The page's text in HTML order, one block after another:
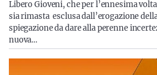
Libero Gioveni, che per l’ennesima
sia rimasta esclusa dall’erogazione
spiegazione da dare alla perenne
nuova…